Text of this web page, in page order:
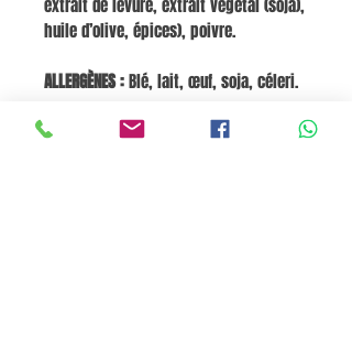
extrait de levure, extrait végétal (soja),
huile d’olive, épices), poivre.
ALLERGÈNES :Blé, lait, œuf, soja, céleri.
Valeurs nutritionnelles moyennes (pour